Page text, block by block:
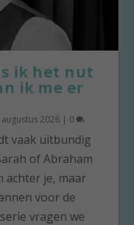
ik het nut
ik me er
augustus 2026 | 0
vaak uitbundig
of Abraham
achter je, maar
voor de
vragen we